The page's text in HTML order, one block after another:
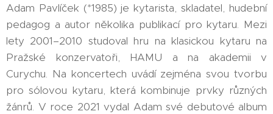
Adam Pavlíček (*1985) je kytarista, skladatel, hudební
pedagog a autor několika publikací pro kytaru. Mezi
lety 2001–2010 studoval hru na klasickou kytaru na
Pražské konzervatoři, HAMU a na akademii v
Curychu. Na koncertech uvádí zejména svou tvorbu
pro sólovou kytaru, která kombinuje prvky různých
žánrů. V roce 2021 vydal Adam své debutové album